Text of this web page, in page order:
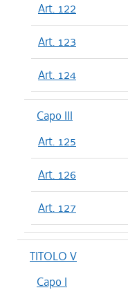
Art. 122
Art. 123
Art. 124
Capo III
Art. 125
Art. 126
Art. 127
TITOLO V
Capo I